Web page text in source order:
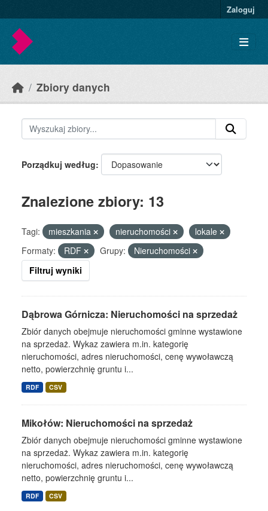
Zaloguj
Zbiory danych
Porządkuj według
Znalezione zbiory: 13
Tagi: mieszkania nieruchomości
lokale
Formaty:
RDF Grupy:
Nieruchomości
Filtruj wyniki
Dąbrowa Górnicza: Nieruchomości na sprzedaż
Zbiór danych obejmuje nieruchomości gminne wystawione
na sprzedaż. Wykaz zawiera m.in. kategorię
nieruchomości, adres nieruchomości, cenę wywoławczą
netto, powierzchnię gruntu i...
RDF CSV
Mikołów: Nieruchomości na sprzedaż
Zbiór danych obejmuje nieruchomości gminne wystawione
na sprzedaż. Wykaz zawiera m.in. kategorię
nieruchomości, adres nieruchomości, cenę wywoławczą
netto, powierzchnię gruntu i...
RDF CSV